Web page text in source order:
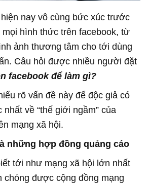
nay vô cùng bức xúc trước
mọi hình thức trên facebook, từ
ảnh thương tâm cho tới dùng
Câu hỏi được nhiều người đặt
facebook để làm gì?
rõ vấn đề này để độc giả có
về “thế giới ngầm” của
mạng xã hội.
những hợp đồng quảng cáo
tới như mạng xã hội lớn nhất
chóng được cộng đồng mạng